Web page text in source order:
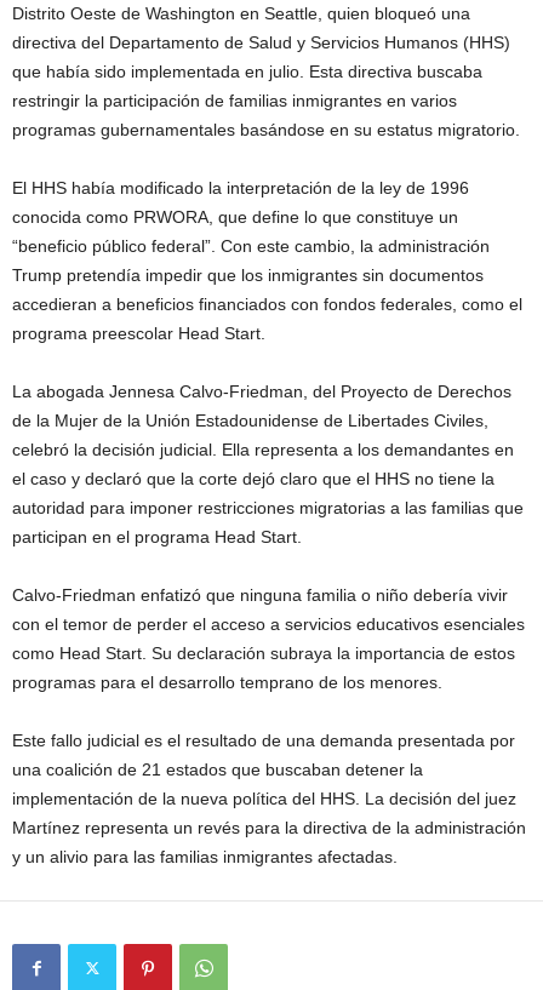
Distrito Oeste de Washington en Seattle, quien bloqueó una
directiva del Departamento de Salud y Servicios Humanos (HHS)
que había sido implementada en julio. Esta directiva buscaba
restringir la participación de familias inmigrantes en varios
programas gubernamentales basándose en su estatus migratorio.
El HHS había modificado la interpretación de la ley de 1996
conocida como PRWORA, que define lo que constituye un
“beneficio público federal”. Con este cambio, la administración
Trump pretendía impedir que los inmigrantes sin documentos
accedieran a beneficios financiados con fondos federales, como el
programa preescolar Head Start.
La abogada Jennesa Calvo-Friedman, del Proyecto de Derechos
de la Mujer de la Unión Estadounidense de Libertades Civiles,
celebró la decisión judicial. Ella representa a los demandantes en
el caso y declaró que la corte dejó claro que el HHS no tiene la
autoridad para imponer restricciones migratorias a las familias que
participan en el programa Head Start.
Calvo-Friedman enfatizó que ninguna familia o niño debería vivir
con el temor de perder el acceso a servicios educativos esenciales
como Head Start. Su declaración subraya la importancia de estos
programas para el desarrollo temprano de los menores.
Este fallo judicial es el resultado de una demanda presentada por
una coalición de 21 estados que buscaban detener la
implementación de la nueva política del HHS. La decisión del juez
Martínez representa un revés para la directiva de la administración
y un alivio para las familias inmigrantes afectadas.